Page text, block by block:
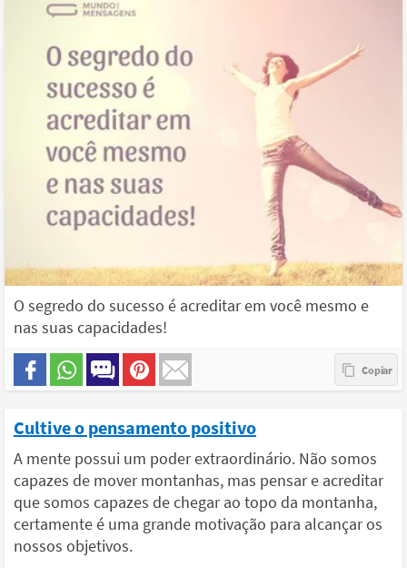
O segredo do sucesso é acreditar em você mesmo e
nas suas capacidades!
Cultive o pensamento positivo
A mente possui um poder extraordinário. Não somos
capazes de mover montanhas, mas pensar e acreditar
que somos capazes de chegar ao topo da montanha,
certamente é uma grande motivação para alcançar os
nossos objetivos.